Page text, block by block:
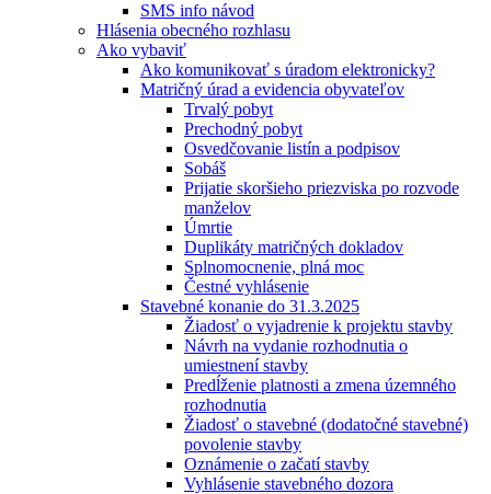
SMS info návod
Hlásenia obecného rozhlasu
Ako vybaviť
Ako komunikovať s úradom elektronicky?
Matričný úrad a evidencia obyvateľov
Trvalý pobyt
Prechodný pobyt
Osvedčovanie listín a podpisov
Sobáš
Prijatie skoršieho priezviska po rozvode
manželov
Úmrtie
Duplikáty matričných dokladov
Splnomocnenie, plná moc
Čestné vyhlásenie
Stavebné konanie do 31.3.2025
Žiadosť o vyjadrenie k projektu stavby
Návrh na vydanie rozhodnutia o
umiestnení stavby
Predĺženie platnosti a zmena územného
rozhodnutia
Žiadosť o stavebné (dodatočné stavebné)
povolenie stavby
Oznámenie o začatí stavby
Vyhlásenie stavebného dozora